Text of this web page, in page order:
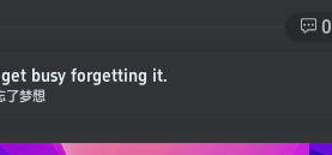
0
busy forgetting it.
了梦想